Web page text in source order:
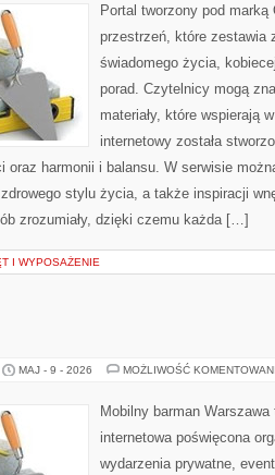
Portal tworzony pod
przestrzeń, które zestawia
świadomego życia,
porad. Czytelnicy mogą
materiały, które wspierają
internetowy została
oraz harmonii i balansu. W serwisie
stylu życia, a także inspiracji
zrozumiały, dzięki czemu każda […]
I WYPOSAŻENIE
MAJ - 9 - 2026 MOŻLIWOŚĆ
Mobilny barman
internetowa poświęcona
wydarzenia prywatne,